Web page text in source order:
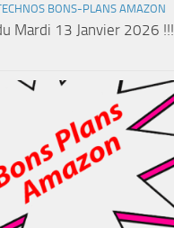
BONS-PLANS AMAZON
Mardi 13 Janvier 2026 !!!